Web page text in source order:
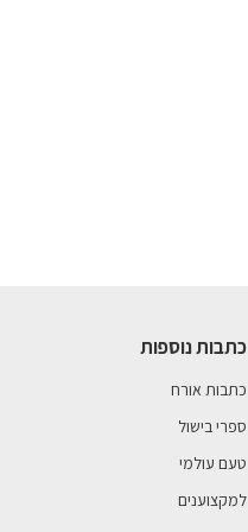
כתבות נוספות
כתבות אורח
ספרי בישול
טעם עולמי
למקצוענים